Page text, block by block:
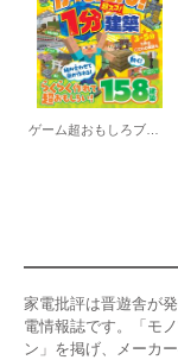
家電批評は晋遊舎が
電情報誌です。「モ
ン」を掲げ、メーカ